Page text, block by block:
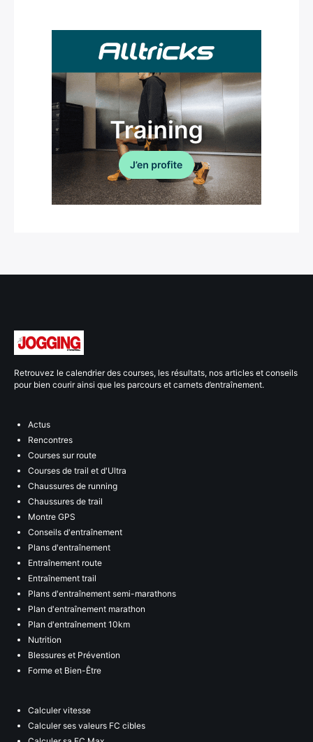
Retrouvez le calendrier des courses, les résultats, nos articles et conseils
pour bien courir ainsi que les parcours et carnets d’entraînement.
Actus
Rencontres
Courses sur route
Courses de trail et d'Ultra
Chaussures de running
Chaussures de trail
Montre GPS
Conseils d'entraînement
Plans d'entraînement
Entraînement route
Entraînement trail
Plans d'entraînement semi-marathons
Plan d'entraînement marathon
Plan d'entraînement 10km
Nutrition
Blessures et Prévention
Forme et Bien-Être
Calculer vitesse
Calculer ses valeurs FC cibles